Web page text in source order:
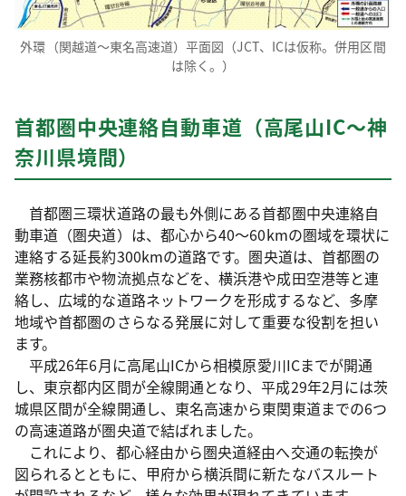
外環（関越道～東名高速道）平面図（JCT、ICは仮称。併用区間
は除く。）
首都圏中央連絡自動車道（高尾山IC～神
奈川県境間）
首都圏三環状道路の最も外側にある首都圏中央連絡自
動車道（圏央道）は、都心から40～60kmの圏域を環状に
連絡する延長約300kmの道路です。圏央道は、首都圏の
業務核都市や物流拠点などを、横浜港や成田空港等と連
絡し、広域的な道路ネットワークを形成するなど、多摩
地域や首都圏のさらなる発展に対して重要な役割を担い
ます。
平成26年6月に高尾山ICから相模原愛川ICまでが開通
し、東京都内区間が全線開通となり、平成29年2月には茨
城県区間が全線開通し、東名高速から東関東道までの6つ
の高速道路が圏央道で結ばれました。
これにより、都心経由から圏央道経由へ交通の転換が
図られるとともに、甲府から横浜間に新たなバスルート